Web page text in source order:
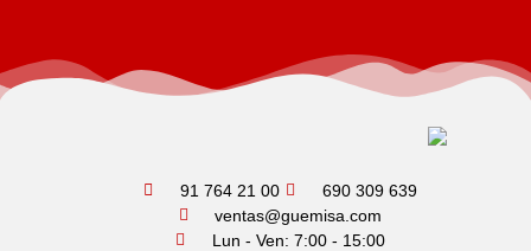
91 764 21 00
690 309 639
ventas@guemisa.com
Lun - Ven: 7:00 - 15:00